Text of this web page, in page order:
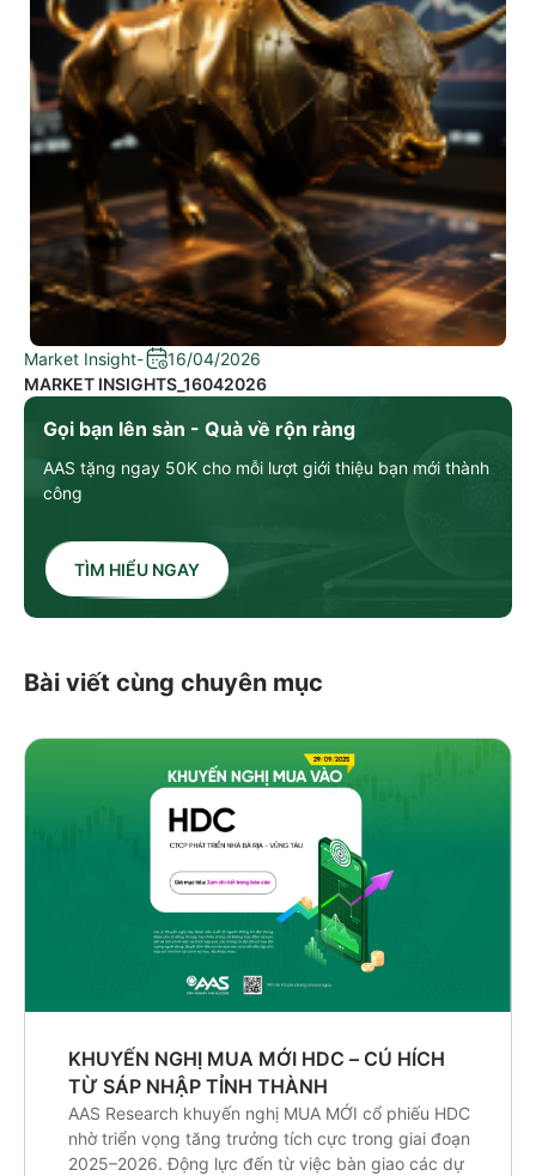
Gọi bạn lên sàn - Quà về rộn ràng
AAS tặng ngay 50K cho mỗi lượt giới thiệu bạn mới thành
công
TÌM HIỂU NGAY
Market Insight-
16/04/2026
MARKET INSIGHTS_16042026
Bài viết cùng chuyên mục
KHUYẾN NGHỊ MUA MỚI HDC – CÚ HÍCH
TỪ SÁP NHẬP TỈNH THÀNH
AAS Research khuyến nghị MUA MỚI cổ phiếu HDC
nhờ triển vọng tăng trưởng tích cực trong giai đoạn
2025–2026. Động lực đến từ việc bàn giao các dự